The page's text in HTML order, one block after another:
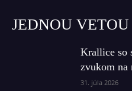
JEDNOU VETOU
Krallice so
zvukom na
31. júla 2026